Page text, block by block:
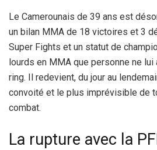
Le Camerounais de 39 ans est
un bilan MMA de 18 victoires et 3
Super Fights et un statut de
lourds en MMA que personne ne lui
ring. Il redevient, du jour au
convoité et le plus imprévisible de
combat.
La rupture avec la